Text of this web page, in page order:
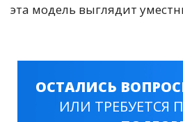
эта модель выглядит
ОСТАЛИСЬ
ИЛИ ТРЕБУЕТСЯ